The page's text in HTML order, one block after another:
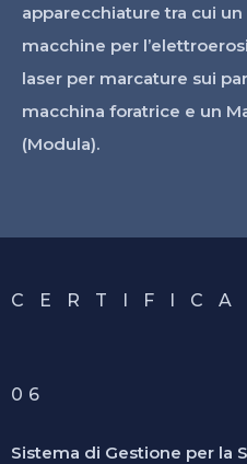
apparecchiature tra cui
macchine per
laser per marcature sui
macchina foratrice e un
(Modula).
C E R T I F I C A
06
Sistema di Gestione per la